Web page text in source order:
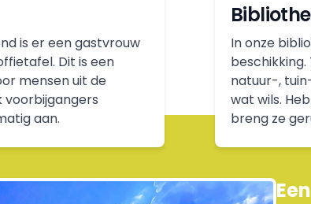
is er een gastvrouw
Dit is een
mensen uit de
voorbijgangers
aan.
In onze
natuur-,
wat wils.
breng ze